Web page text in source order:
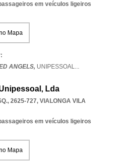
em veículos ligeiros
Mapa
ANGELS, UNIPESSOAL...
Lda
2625-727, VIALONGA VILA
em veículos ligeiros
Mapa